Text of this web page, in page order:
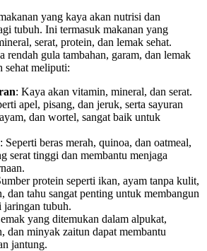
yang kaya akan nutrisi dan
tubuh. Ini termasuk makanan yang
serat, protein, dan lemak sehat.
rendah gula tambahan, garam, dan lemak
sehat meliputi:
: Kaya akan vitamin, mineral, dan serat.
apel, pisang, dan jeruk, serta sayuran
dan wortel, sangat baik untuk
: Seperti beras merah, quinoa, dan oatmeal,
serat tinggi dan membantu menjaga
protein seperti ikan, ayam tanpa kulit,
dan tahu sangat penting untuk membangun
jaringan tubuh.
yang ditemukan dalam alpukat,
dan minyak zaitun dapat membantu
jantung.